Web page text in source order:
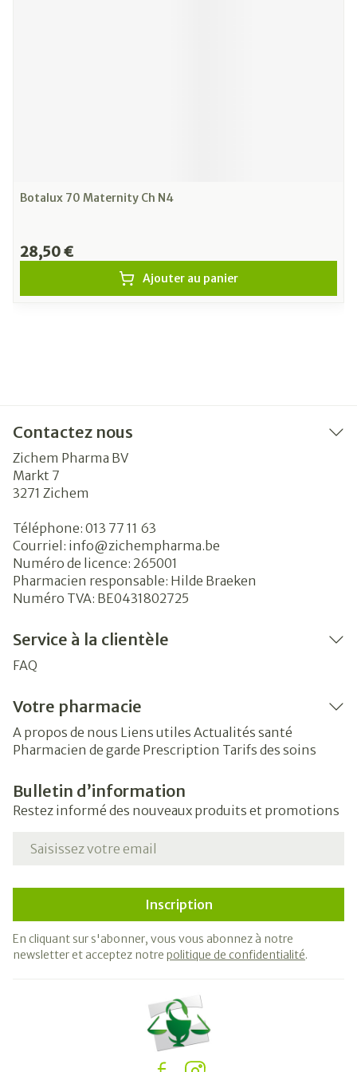
Botalux 70 Maternity Ch N4
28,50 €
Ajouter au panier
Contactez nous
Zichem Pharma BV
Markt 7
3271 Zichem
Téléphone: 013 77 11 63
Courriel: info@zichempharma.be
Numéro de licence: 265001
Pharmacien responsable: Hilde Braeken
Numéro TVA: BE0431802725
Service à la clientèle
FAQ
Votre pharmacie
A propos de nous Liens utiles Actualités santé
Pharmacien de garde Prescription Tarifs des soins
Bulletin d’information
Restez informé des nouveaux produits et promotions
Adresse mail
Inscription
En cliquant sur s'abonner, vous vous abonnez à notre
newsletter et acceptez notre politique de confidentialité.